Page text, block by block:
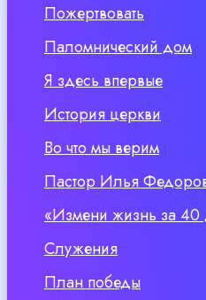
Пожертвовать
Паломнический дом
Я здесь впервые
История церкви
Во что мы верим
Пастор Илья
«Измени жизнь за 40
Служения
План победы